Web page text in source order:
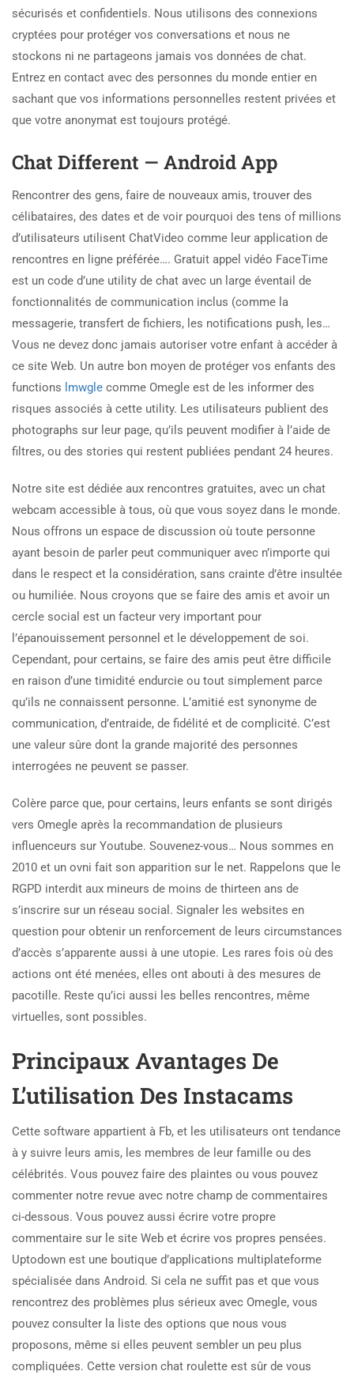
sécurisés et confidentiels. Nous utilisons des connexions
cryptées pour protéger vos conversations et nous ne
stockons ni ne partageons jamais vos données de chat.
Entrez en contact avec des personnes du monde entier en
sachant que vos informations personnelles restent privées et
que votre anonymat est toujours protégé.
Chat Different — Android App
Rencontrer des gens, faire de nouveaux amis, trouver des
célibataires, des dates et de voir pourquoi des tens of millions
d’utilisateurs utilisent ChatVideo comme leur application de
rencontres en ligne préférée…. Gratuit appel vidéo FaceTime
est un code d’une utility de chat avec un large éventail de
fonctionnalités de communication inclus (comme la
messagerie, transfert de fichiers, les notifications push, les…
Vous ne devez donc jamais autoriser votre enfant à accéder à
ce site Web. Un autre bon moyen de protéger vos enfants des
functions lmwgle comme Omegle est de les informer des
risques associés à cette utility. Les utilisateurs publient des
photographs sur leur page, qu’ils peuvent modifier à l’aide de
filtres, ou des stories qui restent publiées pendant 24 heures.
Notre site est dédiée aux rencontres gratuites, avec un chat
webcam accessible à tous, où que vous soyez dans le monde.
Nous offrons un espace de discussion où toute personne
ayant besoin de parler peut communiquer avec n’importe qui
dans le respect et la considération, sans crainte d’être insultée
ou humiliée. Nous croyons que se faire des amis et avoir un
cercle social est un facteur very important pour
l’épanouissement personnel et le développement de soi.
Cependant, pour certains, se faire des amis peut être difficile
en raison d’une timidité endurcie ou tout simplement parce
qu’ils ne connaissent personne. L’amitié est synonyme de
communication, d’entraide, de fidélité et de complicité. C’est
une valeur sûre dont la grande majorité des personnes
interrogées ne peuvent se passer.
Colère parce que, pour certains, leurs enfants se sont dirigés
vers Omegle après la recommandation de plusieurs
influenceurs sur Youtube. Souvenez-vous… Nous sommes en
2010 et un ovni fait son apparition sur le net. Rappelons que le
RGPD interdit aux mineurs de moins de thirteen ans de
s’inscrire sur un réseau social. Signaler les websites en
question pour obtenir un renforcement de leurs circumstances
d’accès s’apparente aussi à une utopie. Les rares fois où des
actions ont été menées, elles ont abouti à des mesures de
pacotille. Reste qu’ici aussi les belles rencontres, même
virtuelles, sont possibles.
Principaux Avantages De
L’utilisation Des Instacams
Cette software appartient à Fb, et les utilisateurs ont tendance
à y suivre leurs amis, les membres de leur famille ou des
célébrités. Vous pouvez faire des plaintes ou vous pouvez
commenter notre revue avec notre champ de commentaires
ci-dessous. Vous pouvez aussi écrire votre propre
commentaire sur le site Web et écrire vos propres pensées.
Uptodown est une boutique d’applications multiplateforme
spécialisée dans Android. Si cela ne suffit pas et que vous
rencontrez des problèmes plus sérieux avec Omegle, vous
pouvez consulter la liste des options que nous vous
proposons, même si elles peuvent sembler un peu plus
compliquées. Cette version chat roulette est sûr de vous